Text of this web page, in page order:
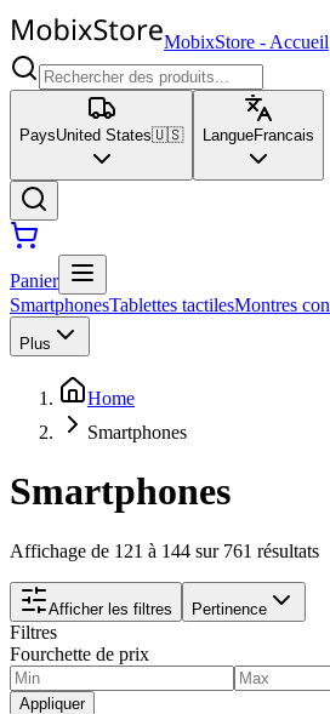
MobixStore - Accueil
PaysUnited States🇺🇸 LangueFrancais
Panier
SmartphonesTablettes tactilesMontres
Plus
Home
Smartphones
Smartphones
Affichage de 121 à 144 sur 761 résultats
Afficher les filtres Pertinence
Filtres
Fourchette de prix
Appliquer